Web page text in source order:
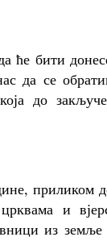
ће бити
да се
до
приликом
и
из